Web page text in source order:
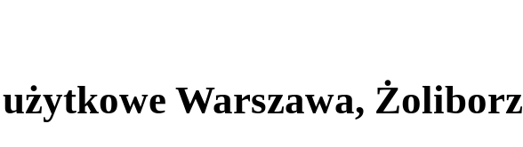
Warszawa, Żoliborz